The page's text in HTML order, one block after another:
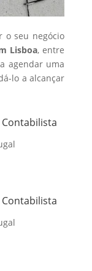
o seu negócio
Lisboa, entre
agendar uma
lo a alcançar